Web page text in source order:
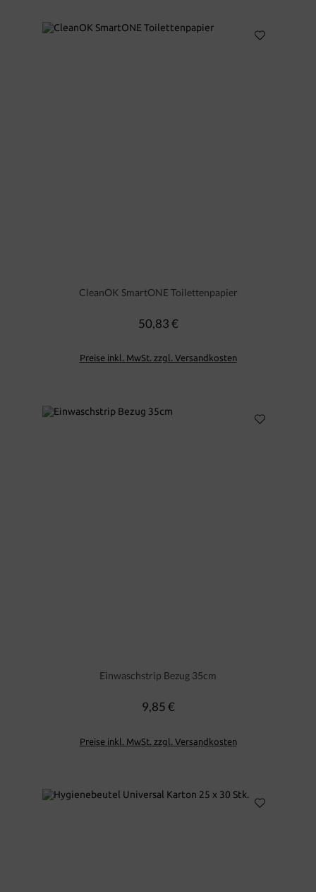
CleanOK SmartONE Toilettenpapier
Regulärer Preis:
50,83 €
Preise inkl. MwSt. zzgl. Versandkosten
Einwaschstrip Bezug 35cm
Regulärer Preis:
9,85 €
Preise inkl. MwSt. zzgl. Versandkosten